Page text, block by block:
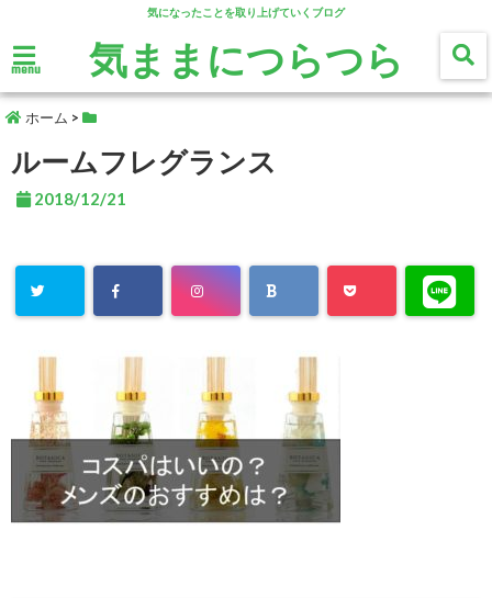
気になったことを取り上げていくブログ
menu 気ままにつらつら
ホーム >
ルームフレグランス
2018/12/21